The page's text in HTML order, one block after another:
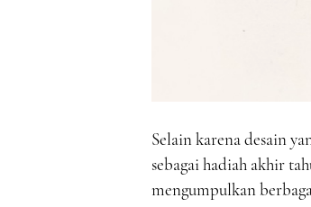
Selain karena desain
sebagai hadiah akhir
mengumpulkan